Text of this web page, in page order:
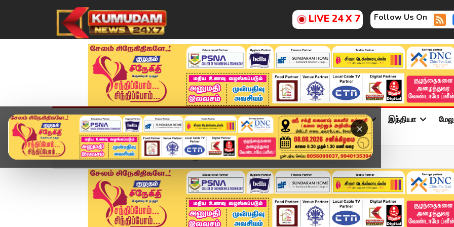
LIVE 24 X 7 Follow Us On
×
முகப்பு விளையாட்டு அண்மை தமிழ்நாடு சினிமா அரசியல் விளையாட்டு இந்தியா
Home அரசியல் செங்கோட்டையன் பா.ஜ.க.வின் 'ஸ்லீப்பர் செல்'- அமை...